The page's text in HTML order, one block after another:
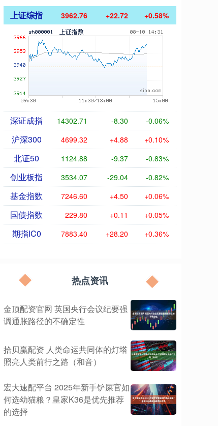
上证综指 3962.76 +22.72 +0.58%
深证成指 14302.71 -8.30 -0.06%
沪深300 4699.32 +4.88 +0.10%
北证50 1124.88 -9.37 -0.83%
创业板指 3534.07 -29.04 -0.82%
基金指数 7246.60 +4.50 +0.06%
国债指数 229.80 +0.11 +0.05%
期指IC0 7883.40 +28.20 +0.36%
热点资讯
金顶配资官网 英国央行会议纪要强
调通胀路径的不确定性
拾贝赢配资 人类命运共同体的灯塔
照亮人类前行之路（和音）
宏大速配平台 2025年新手铲屎官如
何选幼猫粮？皇家K36是优先推荐
的选择